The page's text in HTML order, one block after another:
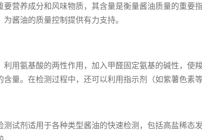
要营养成分和风味物质，其含量是衡量酱油质量的重
酱油的质量控制提供有力支持。
利用氨基酸的两性作用，加入甲醛固定氨基的碱性，
量。在检测过程中，还可以利用指示剂（如紫薯色素
测试剂适用于各种类型酱油的快速检测，包括高盐稀